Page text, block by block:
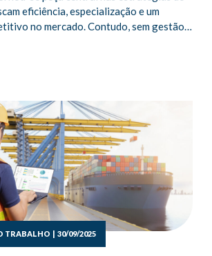
eficiência, especialização e um
no mercado. Contudo, sem gestão…
TRABALHO | 30/09/2025